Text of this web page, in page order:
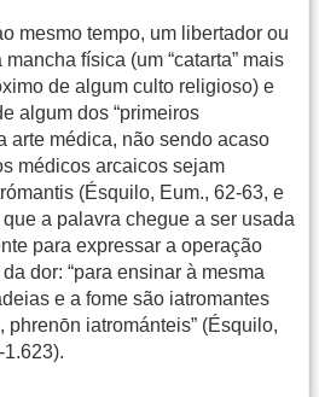
mesmo tempo, um libertador ou
física (um “catarta” mais
de algum culto religioso) e
algum dos “primeiros
arte médica, não sendo acaso
médicos arcaicos sejam
(Ésquilo, Eum., 62-63, e
a palavra chegue a ser usada
para expressar a operação
da dor: “para ensinar à mesma
e a fome são iatromantes
phrenōn iatrománteis” (Ésquilo,